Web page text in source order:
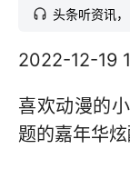
头条听资讯
2022-12-19
喜欢动漫的
题的嘉年华炫